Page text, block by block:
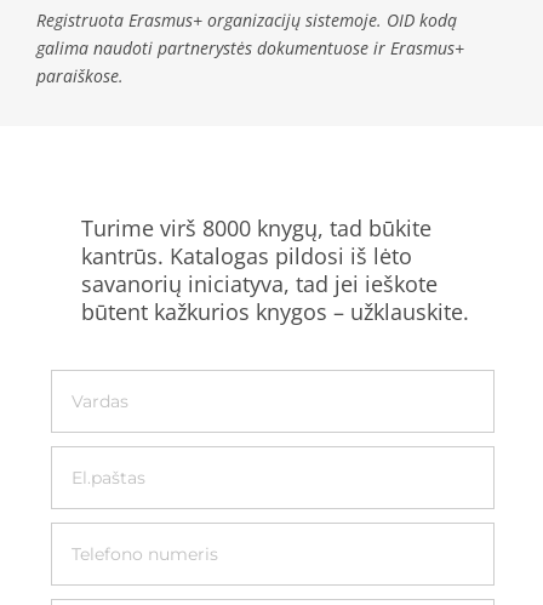
Registruota Erasmus+ organizacijų sistemoje. OID kodą
galima naudoti partnerystės dokumentuose ir Erasmus+
paraiškose.
Turime virš 8000 knygų, tad būkite
kantrūs. Katalogas pildosi iš lėto
savanorių iniciatyva, tad jei ieškote
būtent kažkurios knygos – užklauskite.